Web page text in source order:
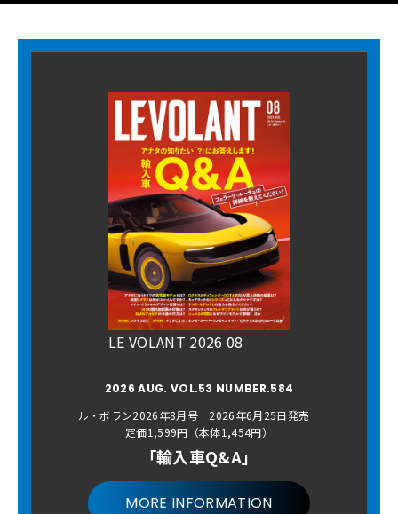
LE VOLANT 2026 08
2026 AUG. VOL.53 NUMBER.584
ル・ボラン2026年8月号 2026年6月25日発売
定価1,599円（本体1,454円）
「輸入車Q&A」
MORE INFORMATION